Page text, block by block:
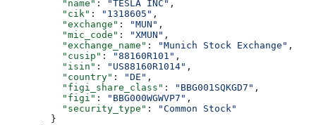
          "name"
: "TESLA INC" ,
          "cik"
: "1318605" ,
          "exchange"
: "MUN" ,
          "mic_code"
: "XMUN" ,
          "exchange_name"
: "Munich Stock Exchange" ,
          "cusip"
: "88160R101" ,
          "isin"
: "US88160R1014" ,
          "country"
: "DE" ,
          "figi_share_class"
: "BBG001SQKGD7" ,
          "figi"
: "BBG000WGWVP7" ,
          "security_type"
:
"Common Stock"
        }